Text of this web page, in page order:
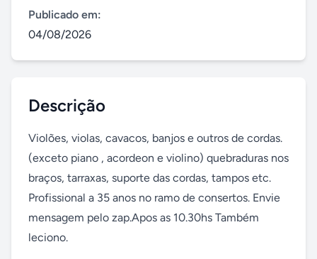
Publicado em:
04/08/2026
Descrição
Violões, violas, cavacos, banjos e outros de cordas.
(exceto piano , acordeon e violino) quebraduras nos
braços, tarraxas, suporte das cordas, tampos etc.
Profissional a 35 anos no ramo de consertos. Envie
mensagem pelo zap.Apos as 10.30hs Também
leciono.